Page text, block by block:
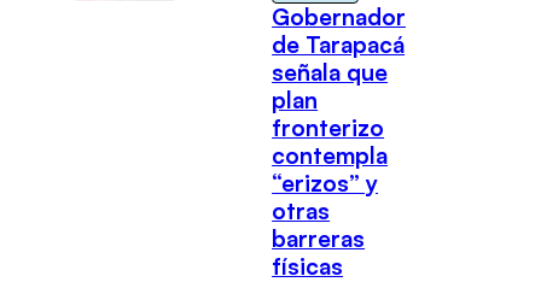
Gobernador
de Tarapacá
señala que
plan
fronterizo
contempla
“erizos” y
otras
barreras
físicas